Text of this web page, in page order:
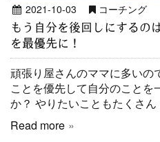
2021-10-03 コーチング
もう自分を後回しにするの
を最優先に！
頑張り屋さんのママに多いの
ことを優先して自分のことを
か？ やりたいこともたくさ
Read more